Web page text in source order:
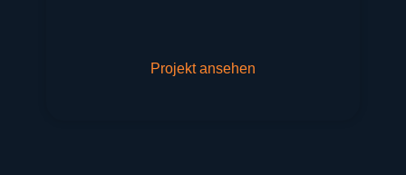
Projekt ansehen